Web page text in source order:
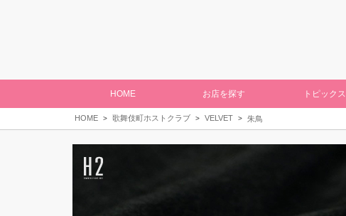
HOME お店を探す トピックス
HOME 歌舞伎町ホストクラブ VELVET 朱鳥